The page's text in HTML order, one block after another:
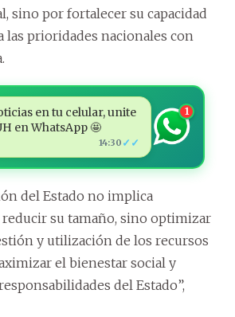
sino por fortalecer su capacidad
las prioridades nacionales con
en tu celular, unite
en WhatsApp 🤩
14:30 ✓✓
1
del Estado no implica
su tamaño, sino optimizar
y utilización de los recursos
el bienestar social y
del Estado”,